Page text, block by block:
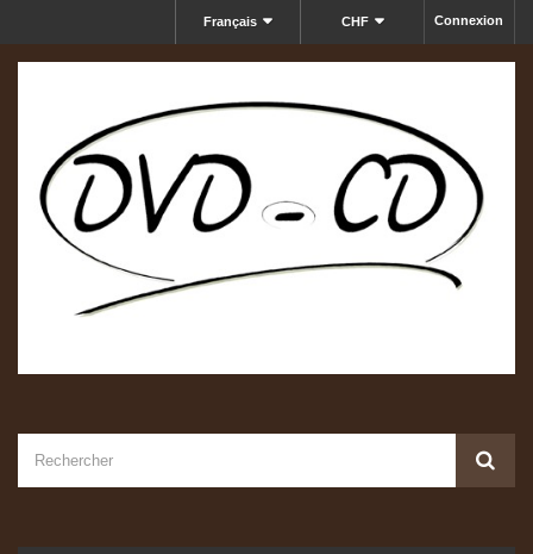
Connexion
CHF
Français